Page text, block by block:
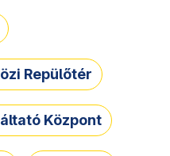
Repülőtér
Központ